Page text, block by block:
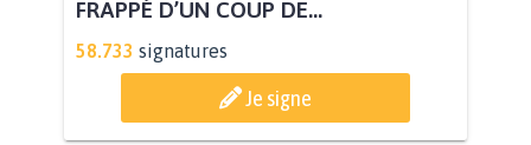
FRAPPÉ D’UN COUP DE...
58.733 signatures
Je signe